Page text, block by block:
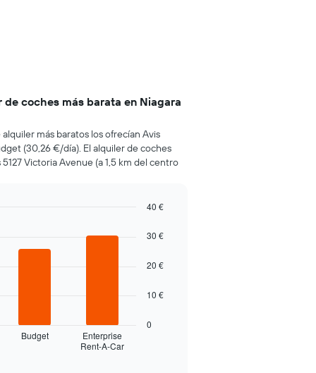
coches más barata en Niagara
más baratos los ofrecían Avis
(30,26 €/día). El alquiler de coches
Victoria Avenue (a 1,5 km del centro
Budget
Enterprise
Rent-A-Car
0
10 €
20 €
30 €
40 €